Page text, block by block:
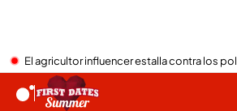
El agricultor influencer estalla contra los